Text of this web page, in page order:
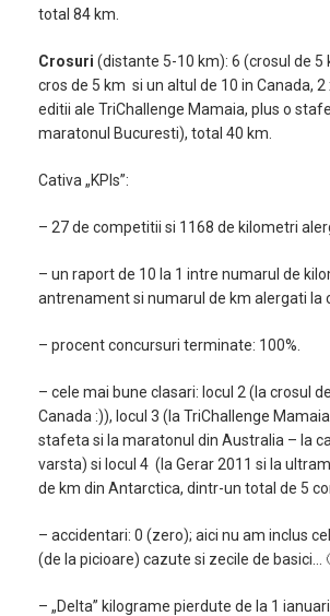
total 84 km.
Crosuri (distante 5-10 km): 6 (crosul de 5
cros de 5 km si un altul de 10 in Canada, 2
editii ale TriChallenge Mamaia, plus o
maratonul Bucuresti), total 40 km.
Cativa „KPIs”:
– 27 de competitii si 1168 de kilometri
– un raport de 10 la 1 intre numarul de
antrenament si numarul de km alergati la
– procent concursuri terminate: 100%.
– cele mai bune clasari: locul 2 (la crosul
Canada :)), locul 3 (la TriChallenge
stafeta si la maratonul din Australia – la
varsta) si locul 4 (la Gerar 2011 si la
de km din Antarctica, dintr-un total de 5
– accidentari: 0 (zero); aici nu am inclus
(de la picioare) cazute si zecile de basici…
– „Delta” kilograme pierdute de la 1